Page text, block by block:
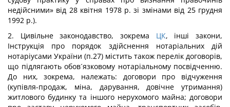
недійсними» від 28 квітня 1978 р. зі змінами від 25 грудня
1992 р.).
2. Цивільне законодавство, зокрема
ЦК, інші закони,
Інструкція про порядок здійснення нотаріальних дій
нотаріусами України (п.27) містить також перелік договорів,
що підлягають обов´язковому нотаріальному посвідченню.
До них, зокрема, належать: договори про відчуження
(купівля-продаж, міна, дарування, довічне утримання)
житлового будинку та іншого нерухомого майна; договори